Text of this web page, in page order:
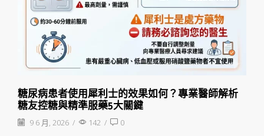
糖尿病患者使用犀利士的效果如何？專業醫師解析
糖友控糖與精準服藥5大關鍵
9 6 月, 2026 / 142 / 0